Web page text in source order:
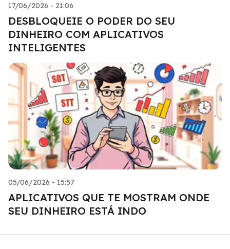
17/06/2026 - 21:06
DESBLOQUEIE O PODER DO SEU
DINHEIRO COM APLICATIVOS
INTELIGENTES
05/06/2026 - 15:57
APLICATIVOS QUE TE MOSTRAM ONDE
SEU DINHEIRO ESTÁ INDO